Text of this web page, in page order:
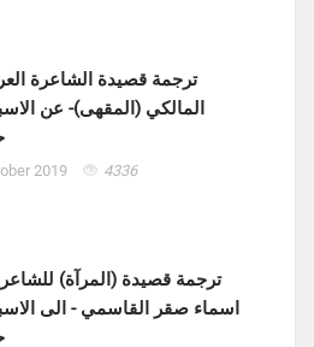
ترجمة قصيدة الشاعرة
المالكي (المقهى)- عن
2019 4336
ترجمة قصيدة (المرآة) للشاعرة
اسماء صقر القاسمي - الى